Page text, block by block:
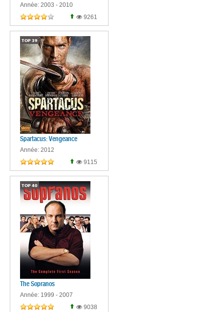
Année: 2003 - 2010
9261
TOP 39
Spartacus: Vengeance
Année: 2012
9115
TOP 40
The Sopranos
Année: 1999 - 2007
9038